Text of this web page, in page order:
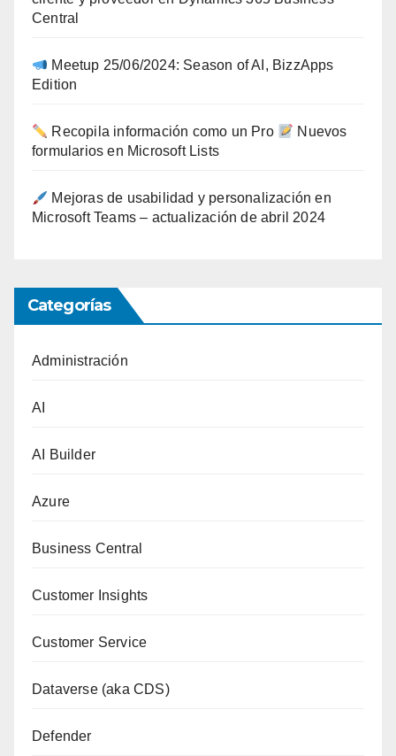
Central
Meetup 25/06/2024: Season of AI, BizzApps
Edition
Recopila información como un Pro
Nuevos
formularios en Microsoft Lists
Mejoras de usabilidad y personalización en
Microsoft Teams – actualización de abril 2024
Categorías
Administración
AI
AI Builder
Azure
Business Central
Customer Insights
Customer Service
Dataverse (aka CDS)
Defender